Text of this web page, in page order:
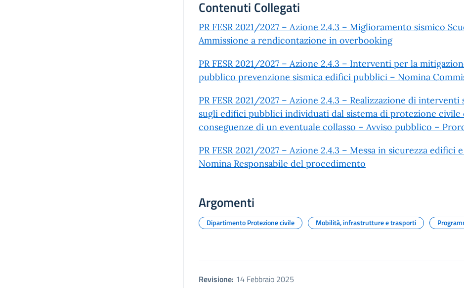
Contenuti Collegati
PR FESR 2021/2027 – Azione 2.4.3 – Miglioramento sismico
Ammissione a rendicontazione in overbooking
PR FESR 2021/2027 – Azione 2.4.3 – Interventi per la
pubblico prevenzione sismica edifici pubblici – Nomina
PR FESR 2021/2027 – Azione 2.4.3 – Realizzazione di
sugli edifici pubblici individuati dal sistema di protezione
conseguenze di un eventuale collasso – Avviso pubblico –
PR FESR 2021/2027 – Azione 2.4.3 – Messa in sicurezza
Nomina Responsabile del procedimento
Argomenti
Dipartimento Protezione civile Mobilità, infrastrutture e trasporti
Revisione: 14 Febbraio 2025